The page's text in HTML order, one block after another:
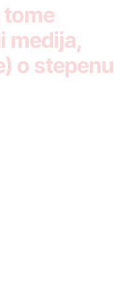
tome
medija,
o stepenu